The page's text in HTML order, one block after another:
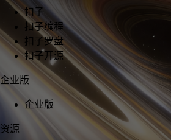
扣子
扣子编程
扣子罗盘
扣子开源
企业版
企业版
资源